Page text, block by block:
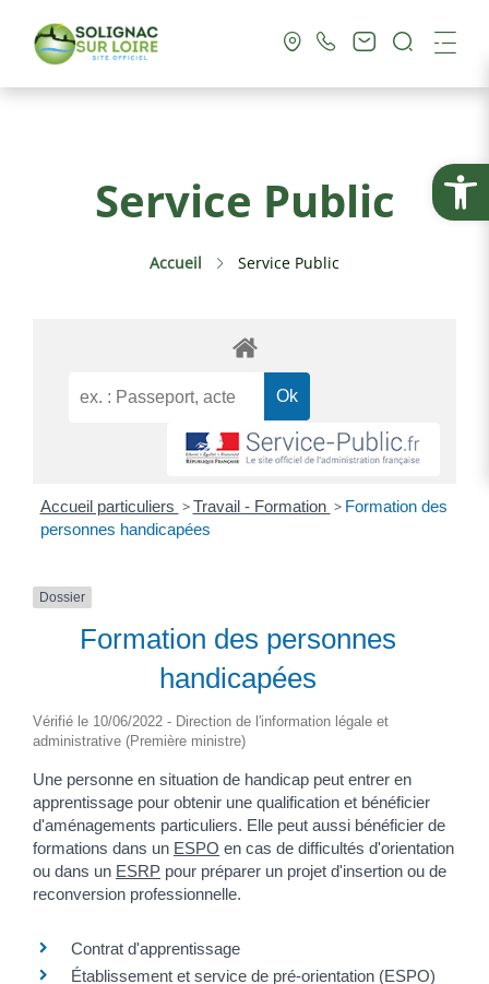
Ouvrir
Vie Pratique
Culture & Loisirs
Service Public
Service Public
Accueil Service Public
Accueil particuliers > Travail - Formation > Formation des
personnes handicapées
Dossier
Formation des personnes
handicapées
Vérifié le 10/06/2022 - Direction de l'information légale et
administrative (Première ministre)
Une personne en situation de handicap peut entrer en
apprentissage pour obtenir une qualification et bénéficier
d'aménagements particuliers. Elle peut aussi bénéficier de
formations dans un ESPO en cas de difficultés d'orientation
ou dans un ESRP pour préparer un projet d'insertion ou de
reconversion professionnelle.
Contrat d'apprentissage
Établissement et service de pré-orientation (ESPO)